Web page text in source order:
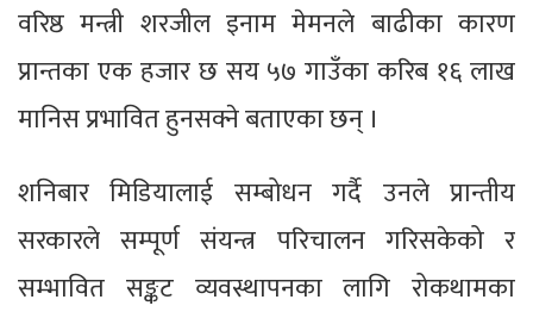
वरिष्ठ मन्त्री शरजील इनाम मेमनले बाढीका कारण
प्रान्तका एक हजार छ सय ५७ गाउँका करिब १६ लाख
मानिस प्रभावित हुनसक्ने बताएका छन् ।
शनिबार मिडियालाई सम्बोधन गर्दै उनले प्रान्तीय
सरकारले सम्पूर्ण संयन्त्र परिचालन गरिसकेको र
सम्भावित सङ्कट व्यवस्थापनका लागि रोकथामका